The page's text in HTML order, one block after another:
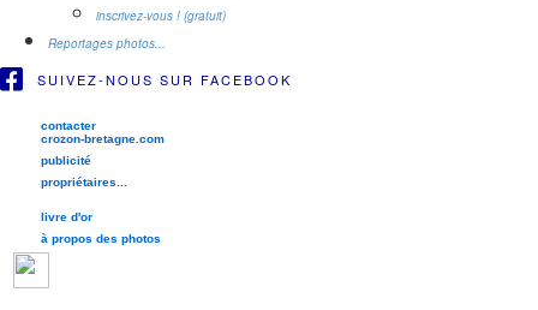
inscrivez-vous ! (gratuit)
Reportages photos...
SUIVEZ-NOUS SUR FACEBOOK
contacter
crozon-bretagne.com
publicité
propriétaires...
livre d'or
à propos des photos